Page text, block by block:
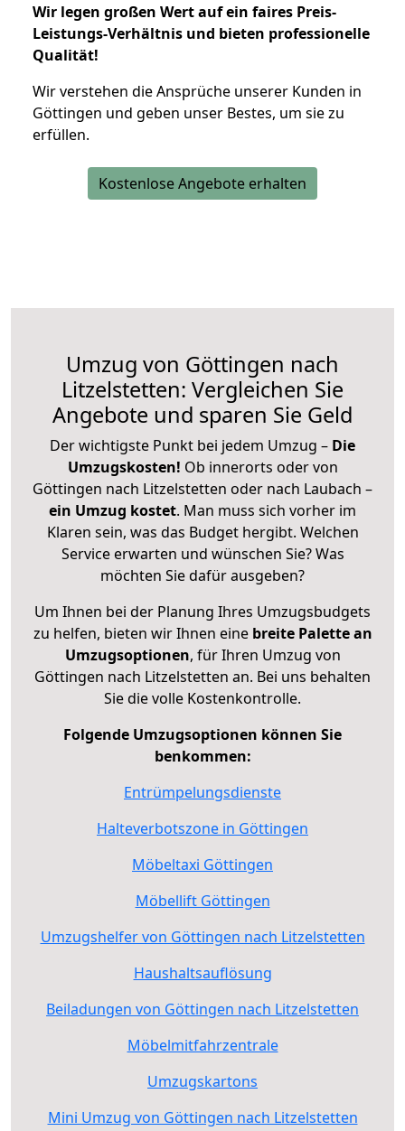
Wir legen großen Wert auf ein faires Preis-
Leistungs-Verhältnis und bieten professionelle
Qualität!
Wir verstehen die Ansprüche unserer Kunden in
Göttingen und geben unser Bestes, um sie zu
erfüllen.
Kostenlose Angebote erhalten
Umzug von Göttingen nach
Litzelstetten: Vergleichen Sie
Angebote und sparen Sie Geld
Der wichtigste Punkt bei jedem Umzug – Die
Umzugskosten! Ob innerorts oder von
Göttingen nach Litzelstetten oder nach Laubach –
ein Umzug kostet. Man muss sich vorher im
Klaren sein, was das Budget hergibt. Welchen
Service erwarten und wünschen Sie? Was
möchten Sie dafür ausgeben?
Um Ihnen bei der Planung Ihres Umzugsbudgets
zu helfen, bieten wir Ihnen eine breite Palette an
Umzugsoptionen, für Ihren Umzug von
Göttingen nach Litzelstetten an. Bei uns behalten
Sie die volle Kostenkontrolle.
Folgende Umzugsoptionen können Sie
benkommen:
Entrümpelungsdienste
Halteverbotszone in Göttingen
Möbeltaxi Göttingen
Möbellift Göttingen
Umzugshelfer von Göttingen nach Litzelstetten
Haushaltsauflösung
Beiladungen von Göttingen nach Litzelstetten
Möbelmitfahrzentrale
Umzugskartons
Mini Umzug von Göttingen nach Litzelstetten